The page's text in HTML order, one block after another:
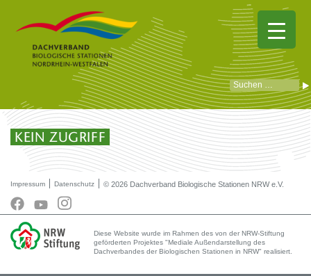
KEIN ZUGRIFF
Impressum Datenschutz © 2026 Dachverband Biologische Stationen NRW e.V.
Diese Website wurde im Rahmen des von der NRW-Stiftung
geförderten Projektes "Mediale Außendarstellung des
Dachverbandes der Biologischen Stationen in NRW" realisiert.